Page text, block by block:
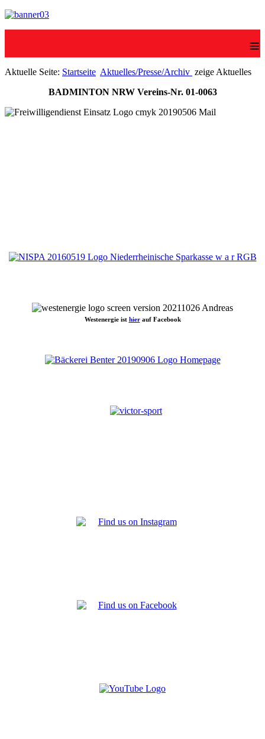
≡
Aktuelle Seite: Startseite Aktuelles/Presse/Archiv zeige Aktuelles
BADMINTON NRW Vereins-Nr. 01-0063
Westenergie ist hierauf Facebook